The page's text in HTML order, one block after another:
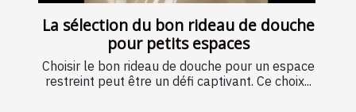
La sélection du bon rideau de douche
pour petits espaces
Choisir le bon rideau de douche pour un espace
restreint peut être un défi captivant. Ce choix...